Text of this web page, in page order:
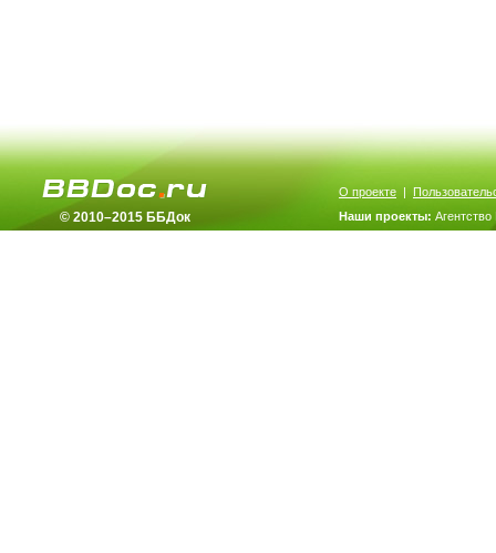
© 2010–2015 ББДок
О проекте |
Наши проекты: